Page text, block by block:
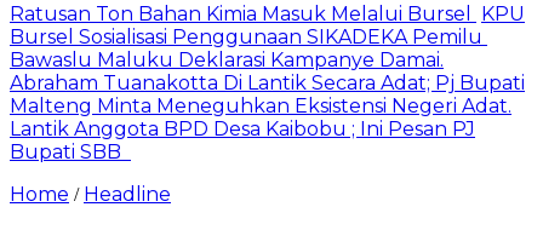
Ratusan Ton Bahan Kimia Masuk Melalui Bursel
KPU
Bursel Sosialisasi Penggunaan SIKADEKA Pemilu
Bawaslu Maluku Deklarasi Kampanye Damai.
Abraham Tuanakotta Di Lantik Secara Adat; Pj Bupati
Malteng Minta Meneguhkan Eksistensi Negeri Adat.
Lantik Anggota BPD Desa Kaibobu ; Ini Pesan PJ
Bupati SBB
Home / Headline